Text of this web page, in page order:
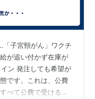
「子宮頸がん」ワクチ
が追い付かず在庫が
ン 発注しても希望が
です。これは、公費
べて公費で受ける場